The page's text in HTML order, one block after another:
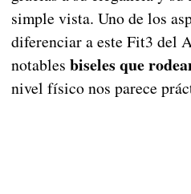
simple vista. Uno de los
diferenciar a este Fit3 del
notables biseles que
nivel físico nos parece